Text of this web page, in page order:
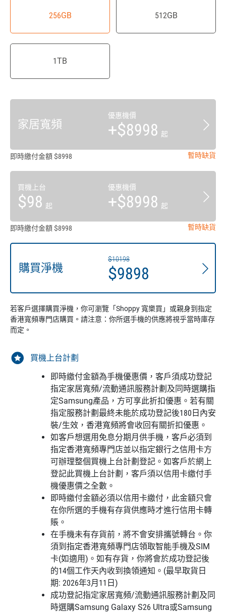
256GB 512GB
1TB
家居寬頻
優惠機價
+$8998 起
即時繳付金額 $8998 暫時缺貨
買機上台
$98 起
優惠機價
+$8998 起
即時繳付金額 $8998 暫時缺貨
購買淨機
$10198
$9898
若客戶選擇購買淨機，你可瀏覽「Shoppy 寬樂買」或親身到指定
香港寬頻專門店購買。請注意：你所選手機的供應將視乎當時庫存
而定。
買機上台計劃
即時繳付金額為手機優惠價，客戶須成功登記
指定家居寬頻/流動通訊服務計劃及同時選購指
定Samsung產品，方可享此折扣優惠。若有關
指定服務計劃最終未能於成功登記後180日內安
裝/生效，香港寬頻將會收回有關折扣優惠。
如客戶想選用免息分期月供手機，客戶必須到
指定香港寬頻專門店並以指定銀行之信用卡方
可辦理整個買機上台計劃登記。如客戶於網上
登記此買機上台計劃，客戶須以信用卡繳付手
機優惠價之全數。
即時繳付金額必須以信用卡繳付，此金額只會
在你所選的手機有存貨供應時才進行信用卡轉
賬。
在手機未有存貨前，將不會安排攜號轉台。你
須到指定香港寬頻專門店領取智能手機及SIM
卡(如適用)。如有存貨，你將會於成功登記後
的14個工作天內收到換領通知。(最早取貨日
期: 2026年3月11日)
成功登記指定家居寬頻/流動通訊服務計劃及同
時選購Samsung Galaxy S26 Ultra或Samsung